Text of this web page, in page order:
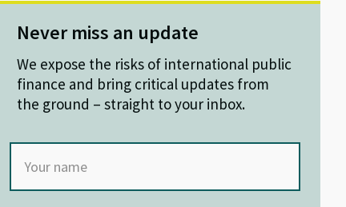
Never miss an update
We expose the risks of international public
finance and bring critical updates from
the ground – straight to your inbox.